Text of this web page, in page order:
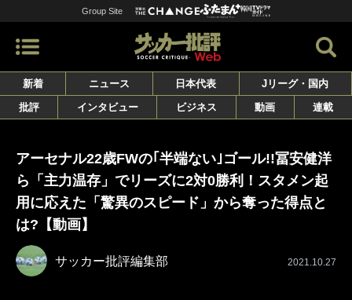
Group Site
新着 ニュース 日本代表
Jリーグ・国内
批評
インタビュー ビジネス 動画 連載
アーセナル22歳FWの｢半端ない｣ゴール!!冨安健洋
ら「主力温存」でリーズに2対0勝利！スタメン起
用に応えた「驚異のスピード」から奪った得点と
は?【動画】
サッカー批評編集部 2021.10.27